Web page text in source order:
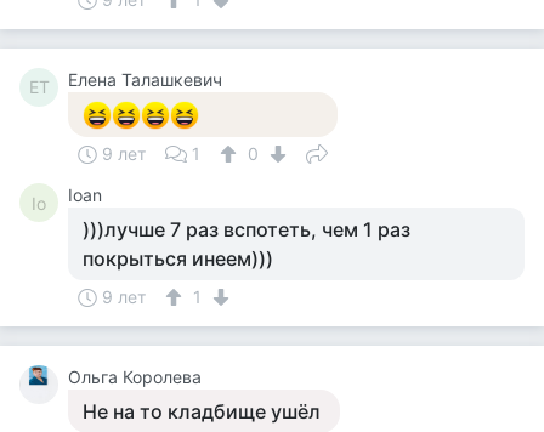
ЕТ Елена Талашкевич
9 лет 1 0
Io Ioan
)))лучше 7 раз вспотеть, чем 1 раз
покрыться инеем)))
9 лет 1
Ольга Королева
Не на то кладбище ушёл